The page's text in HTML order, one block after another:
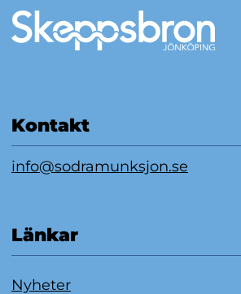
Kontakt
info@sodramunksjon.se
Länkar
Nyheter